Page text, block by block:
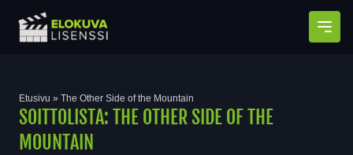
Etusivu » The Other Side of the Mountain
SOITTOLISTA: THE OTHER SIDE OF THE
MOUNTAIN